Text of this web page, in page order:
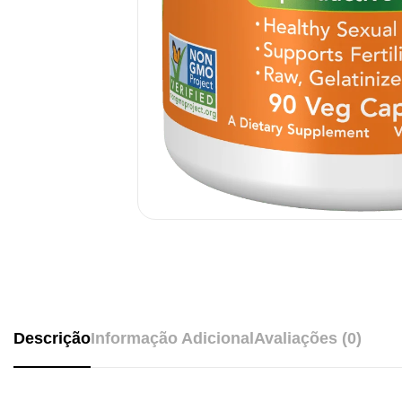
DescriçãoInformação Adicional Avaliações (0)